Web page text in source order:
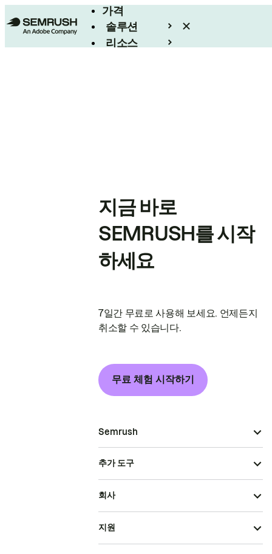
가격
솔루션
리소스
지금 바로
SEMRUSH를 시작
하세요
7일간 무료로 사용해 보세요. 언제든지
취소할 수 있습니다.
무료 체험 시작하기
Semrush
추가 도구
회사
지원